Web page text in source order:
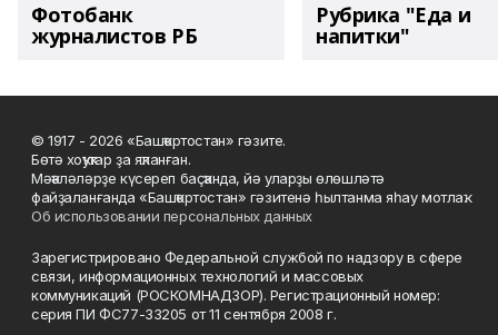
Фотобанк
журналистов РБ
Рубрика "Еда и
напитки"
© 1917 - 2026 «Башҡортостан» гәзите.
Бөтә хоҡуҡтар ҙа яҡланған.
Мәҡәләләрҙе күсереп баҫҡанда, йә уларҙы өлөшләтә
файҙаланғанда «Башҡортостан» гәзитенә һылтанма яһау мотлаҡ.
Об использовании персональных данных
Зарегистрировано Федеральной службой по надзору в сфере
связи, информационных технологий и массовых
коммуникаций (РОСКОМНАДЗОР). Регистрационный номер:
серия ПИ ФС77-33205 от 11 сентября 2008 г.